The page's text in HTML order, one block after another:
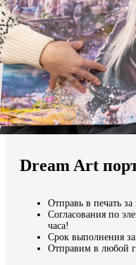
Мы доставляем по всему
Продолжить без города
Dream Art
Отправь в печать
Согласования по
часа!
Срок выполнения
Отправим в любой